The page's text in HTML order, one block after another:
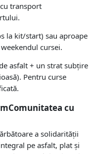
transport
la kit/start) sau aproape
cursei.
asfalt + un strat subțire
Pentru curse
cu
a solidarității
pe asfalt, plat și